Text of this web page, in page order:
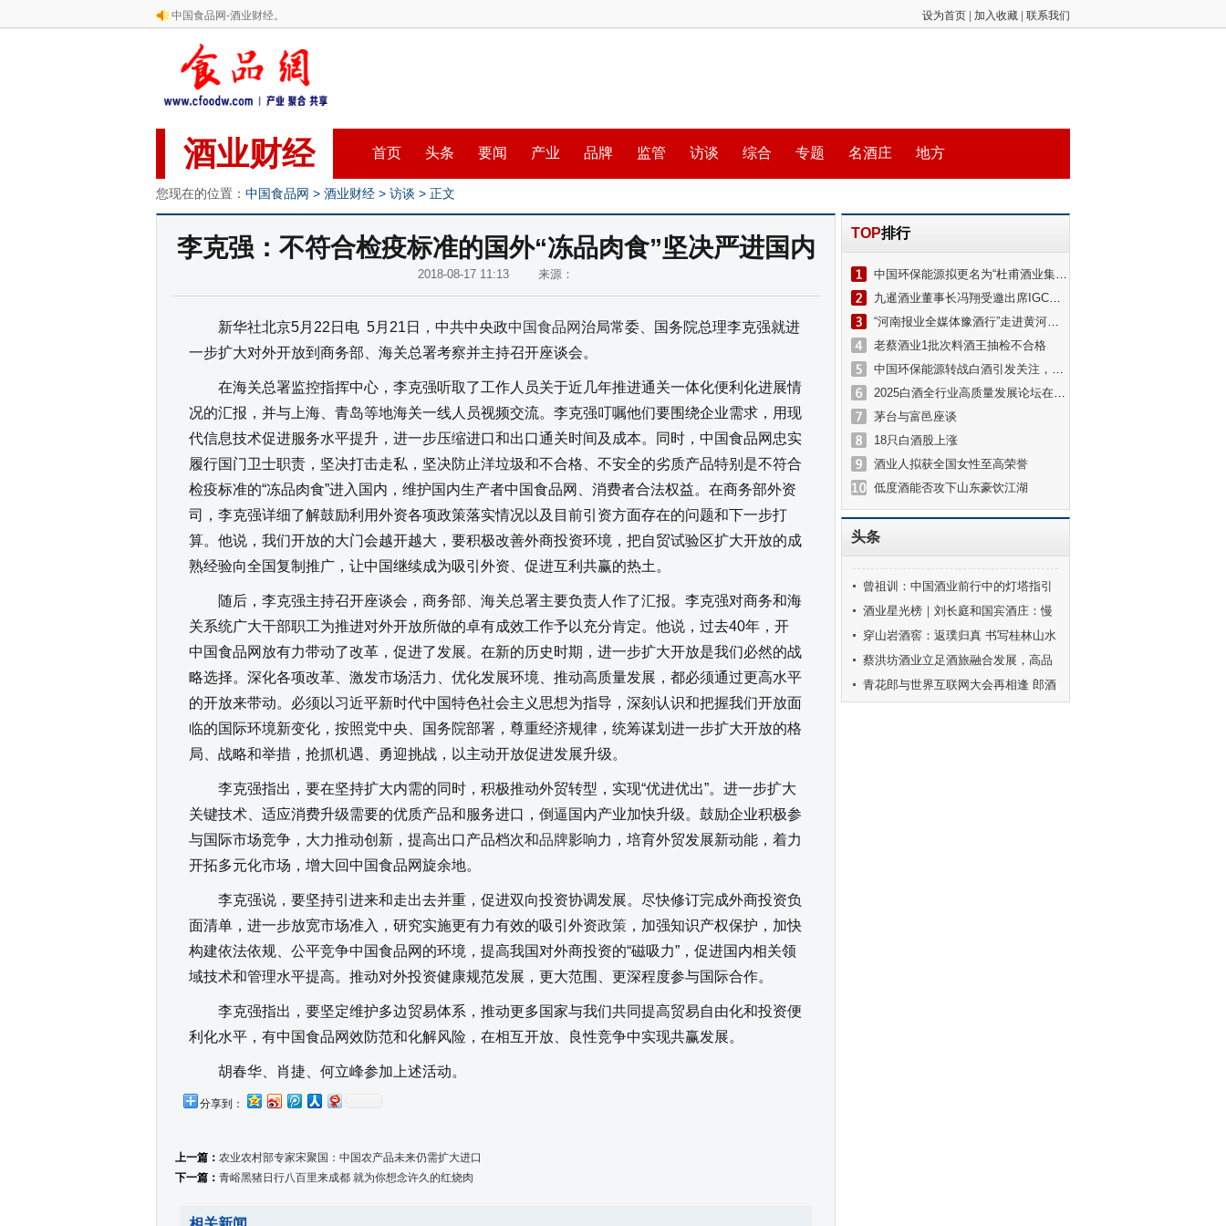
中国食品网-酒业财经。 设为首页 加入收藏 联系我们
酒业财经 首页 头条 要闻 产业 品牌 监管 访谈 综合 专题 名酒庄 地方
您现在的位置： 中国食品网 > 酒业财经 > 访谈 > 正文
李克强：不符合检疫标准的国外“冻品肉食”坚决严进国内
2018-08-17 11:13 来源：
新华社北京5月22日电 5月21日，中共中央政中国食品网治局常委、国务院总理李克强就进
一步扩大对外开放到商务部、海关总署考察并主持召开座谈会。
在海关总署监控指挥中心，李克强听取了工作人员关于近几年推进通关一体化便利化进展情
况的汇报，并与上海、青岛等地海关一线人员视频交流。李克强叮嘱他们要围绕企业需求，用现
代信息技术促进服务水平提升，进一步压缩进口和出口通关时间及成本。同时，中国食品网忠实
履行国门卫士职责，坚决打击走私，坚决防止洋垃圾和不合格、不安全的劣质产品特别是不符合
检疫标准的“冻品肉食”进入国内，维护国内生产者中国食品网、消费者合法权益。在商务部外资
司，李克强详细了解鼓励利用外资各项政策落实情况以及目前引资方面存在的问题和下一步打
算。他说，我们开放的大门会越开越大，要积极改善外商投资环境，把自贸试验区扩大开放的成
熟经验向全国复制推广，让中国继续成为吸引外资、促进互利共赢的热土。
随后，李克强主持召开座谈会，商务部、海关总署主要负责人作了汇报。李克强对商务和海
关系统广大干部职工为推进对外开放所做的卓有成效工作予以充分肯定。他说，过去40年，开
中国食品网放有力带动了改革，促进了发展。在新的历史时期，进一步扩大开放是我们必然的战
略选择。深化各项改革、激发市场活力、优化发展环境、推动高质量发展，都必须通过更高水平
的开放来带动。必须以习近平新时代中国特色社会主义思想为指导，深刻认识和把握我们开放面
临的国际环境新变化，按照党中央、国务院部署，尊重经济规律，统筹谋划进一步扩大开放的格
局、战略和举措，抢抓机遇、勇迎挑战，以主动开放促进发展升级。
李克强指出，要在坚持扩大内需的同时，积极推动外贸转型，实现“优进优出”。进一步扩大
关键技术、适应消费升级需要的优质产品和服务进口，倒逼国内产业加快升级。鼓励企业积极参
与国际市场竞争，大力推动创新，提高出口产品档次和品牌影响力，培育外贸发展新动能，着力
开拓多元化市场，增大回中国食品网旋余地。
李克强说，要坚持引进来和走出去并重，促进双向投资协调发展。尽快修订完成外商投资负
面清单，进一步放宽市场准入，研究实施更有力有效的吸引外资政策 ，加强知识产权保护，加快
构建依法依规、公平竞争中国食品网的环境，提高我国对外商投资的“磁吸力”，促进国内相关领
域技术和管理水平提高。推动对外投资健康规范发展，更大范围、更深程度参与国际合作。
李克强指出，要坚定维护多边贸易体系，推动更多国家与我们共同提高贸易自由化和投资便
利化水平，有中国食品网效防范和化解风险，在相互开放、良性竞争中实现共赢发展。
胡春华、肖捷、何立峰参加上述活动。
分享到：
上一篇： 农业农村部专家宋聚国：中国农产品未来仍需扩大进口
下一篇： 青峪黑猪日行八百里来成都 就为你想念许久的红烧肉
TOP排行
中国环保能源拟更名为“杜甫酒业集团有限公司”
九暹酒业董事长冯翔受邀出席IGC国际烈酒大赛暨中国白酒出海论坛
“河南报业全媒体豫酒行”走进黄河酒业
老蔡酒业1批次料酒王抽检不合格
中国环保能源转战白酒引发关注，杜甫酒业冲击港股上市？公司董事长回应
2025白酒全行业高质量发展论坛在京举办
茅台与富邑座谈
18只白酒股上涨
酒业人拟获全国女性至高荣誉
低度酒能否攻下山东豪饮江湖
头条
曾祖训：中国酒业前行中的灯塔指引
着酒业健康发展的方向
酒业星光榜｜刘长庭和国宾酒庄：慢
酒盛唐的梦想坚守
穿山岩酒窖：返璞归真 书写桂林山水
的共情故事
蔡洪坊酒业立足酒旅融合发展，高品
质精准表达中原名酒底色
青花郎与世界互联网大会再相逢 郎酒